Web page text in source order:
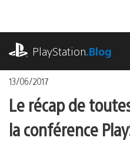
contenu
PlayStation.Blog
13/06/2017
Le récap de
la conférence